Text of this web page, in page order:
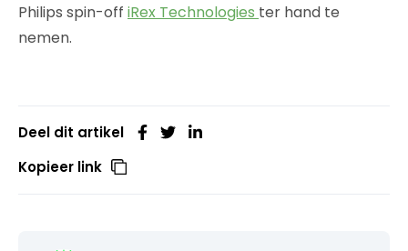
Philips spin-off iRex Technologies ter hand te
nemen.
Deel dit artikel
Kopieer link